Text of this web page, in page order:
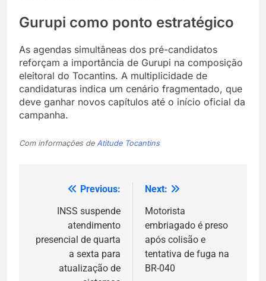
Gurupi como ponto estratégico
As agendas simultâneas dos pré-candidatos
reforçam a importância de Gurupi na composição
eleitoral do Tocantins. A multiplicidade de
candidaturas indica um cenário fragmentado, que
deve ganhar novos capítulos até o início oficial da
campanha.
Com informações de Atitude Tocantins
Navegação
Post
Previous:
INSS suspende
atendimento
presencial de quarta
a sexta para
atualização de
Next:
Motorista
embriagado é preso
após colisão e
tentativa de fuga na
BR-040